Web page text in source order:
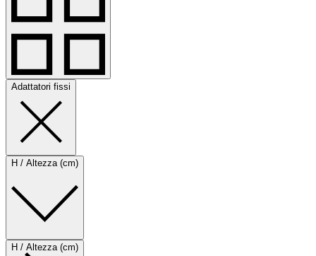
Adattatori fissi
H / Altezza (cm)
H / Altezza (cm)